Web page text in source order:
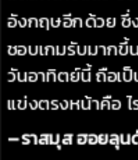
อังกฤษอีกด้วย ซึ่
ชอบเกมรับมากขึ้
วันอาทิตย์นี้ ถือเ
แข่งตรงหน้าคือ ไ
– ราสมุส ฮอยลุน